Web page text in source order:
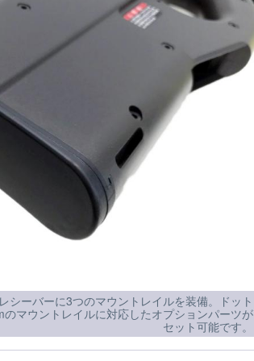
シーバーに3つのマウントレイルを装備。ドット
マウントレイルに対応したオプションパーツが
セット可能です。